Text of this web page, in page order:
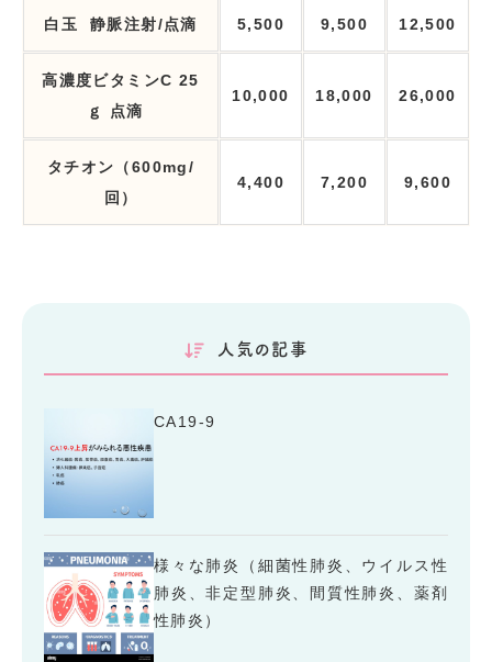
白玉 静脈注射/点滴 5,500 9,500 12,500
高濃度ビタミンC 25
ｇ
点滴
10,000 18,000 26,000
タチオン（600mg/
回）
4,400 7,200 9,600
人気の記事
CA19-9
様々な肺炎（細菌性肺炎、ウイルス性
肺炎、非定型肺炎、間質性肺炎、薬剤
性肺炎）